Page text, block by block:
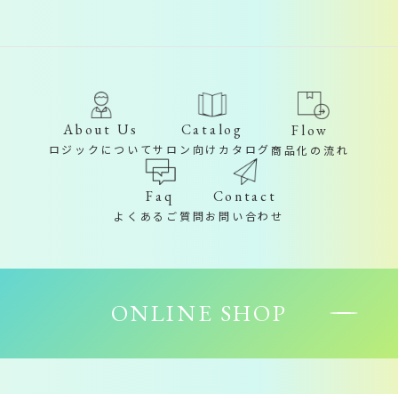
About Us
ロジックについて
Catalog
サロン向けカタログ
Flow
商品化の流れ
Faq
よくあるご質問
Contact
お問い合わせ
ONLINE SHOP